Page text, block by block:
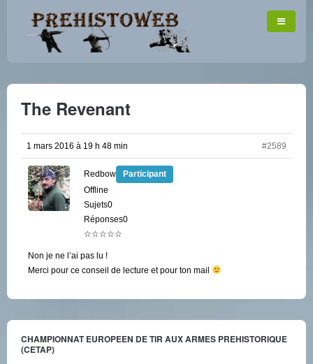
The Revenant
1 mars 2016 à 19 h 48 min #2589
Redbow
Participant
Offline
Sujets0
Réponses0
☆☆☆☆☆
Non je ne l’ai pas lu !
Merci pour ce conseil de lecture et pour ton mail
CHAMPIONNAT EUROPEEN DE TIR AUX ARMES PREHISTORIQUE
(CETAP)